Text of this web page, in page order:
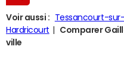
Voir aussi : Tessancourt-
Hardricourt
Comparer
ville